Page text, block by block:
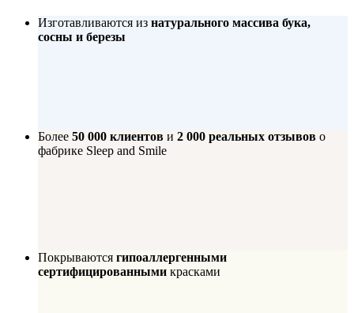
Изготавливаются из натурального массива бука,
сосны и березы
Более 50 000 клиентов и 2 000 реальных отзывов о
фабрике Sleep and Smile
Покрываются гипоаллергенными
сертифицированными красками